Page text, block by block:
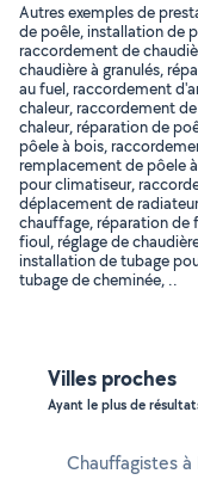
Autres exemples de
de poêle, installation de
raccordement de
chaudière à granulés,
au fuel, raccordement
chaleur, raccordement
chaleur, réparation de
pôele à bois,
remplacement de pôele
pour climatiseur,
déplacement de
chauffage, réparation de
fioul, réglage de
installation de tubage
tubage de cheminée, ..
Villes proches
Ayant le plus de
Chauffagistes